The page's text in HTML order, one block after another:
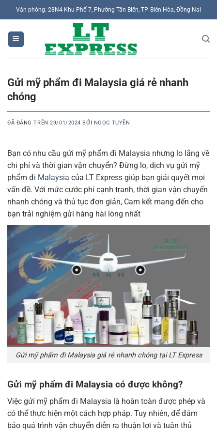
Chuyển
đến
nội
dung
Văn phòng: 28N4 Khu Phố 7, Phường Tân Biên, TP. Biên Hòa, Đồng Nai
Gửi mỹ phẩm đi Malaysia giá rẻ nhanh
chóng
ĐÃ ĐĂNG TRÊN29/01/2024 BỞI NGỌC TUYỀN
Bạn có nhu cầu gửi mỹ phẩm đi Malaysia nhưng lo lắng về
chi phí và thời gian vận chuyển? Đừng lo, dịch vụ gửi mỹ
phẩm đi Malaysia của LT Express giúp bạn giải quyết mọi
vấn đề. Với mức cước phí cạnh tranh, thời gian vận chuyển
nhanh chóng và thủ tục đơn giản, Cam kết mang đến cho
bạn trải nghiệm gửi hàng hài lòng nhất
Gửi mỹ phẩm đi Malaysia giá rẻ nhanh chóng tại LT Express
Gửi mỹ phẩm đi Malaysia có được không?
Việc gửi mỹ phẩm đi Malaysia là hoàn toàn được phép và
có thể thực hiện một cách hợp pháp. Tuy nhiên, để đảm
bảo quá trình vận chuyển diễn ra thuận lợi và tuân thủ